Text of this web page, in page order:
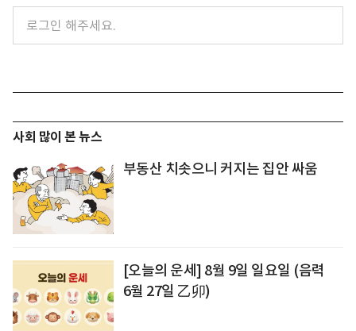
사회 많이 본 뉴스
부동산 치솟으니 커지는 집안 싸움
[오늘의 운세] 8월 9일 일요일 (음력
6월 27일 乙卯)